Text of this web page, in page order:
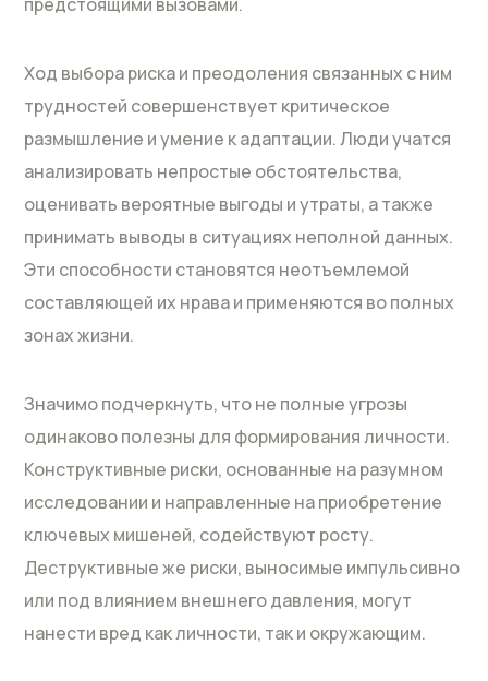
Ход выбора риска и преодоления связанных с ним
трудностей совершенствует критическое
размышление и умение к адаптации. Люди учатся
анализировать непростые обстоятельства,
оценивать вероятные выгоды и утраты, а также
принимать выводы в ситуациях неполной данных.
Эти способности становятся неотъемлемой
составляющей их нрава и применяются во полных
зонах жизни.
Значимо подчеркнуть, что не полные угрозы
одинаково полезны для формирования личности.
Конструктивные риски, основанные на разумном
исследовании и направленные на приобретение
ключевых мишеней, содействуют росту.
Деструктивные же риски, выносимые импульсивно
или под влиянием внешнего давления, могут
нанести вред как личности, так и окружающим.